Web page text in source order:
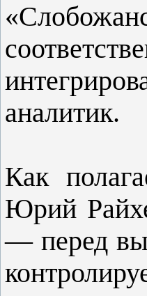
аналитик.
Как
Юрий
— перед